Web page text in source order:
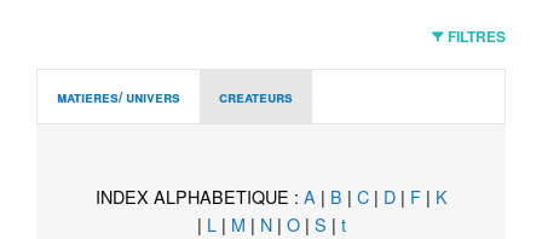
FILTRES
matieres/ univers createurs
INDEX ALPHABETIQUE : A| B | C| D| F| K
| L| M | N| O| S | t